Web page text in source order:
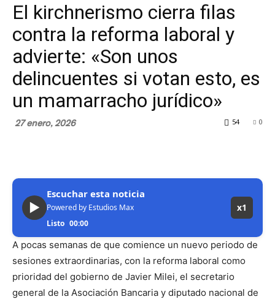
El kirchnerismo cierra filas
contra la reforma laboral y
advierte: «Son unos
delincuentes si votan esto, es
un mamarracho jurídico»
27 enero, 2026 0
54
▶
Escuchar esta noticia
Powered by Estudios Max
Listo 00:00
x1
A pocas semanas de que comience un nuevo periodo de
sesiones extraordinarias, con la reforma laboral como
prioridad del gobierno de Javier Milei, el secretario
general de la Asociación Bancaria y diputado nacional de